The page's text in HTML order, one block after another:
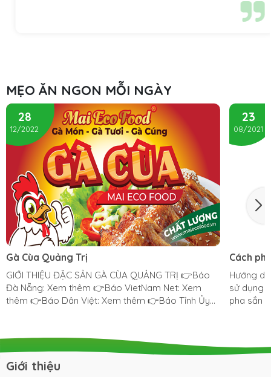
MẸO ĂN NGON MỖI NGÀY
28
12/2022
Gà Cùa Quảng Trị
GIỚI THIỆU ĐẶC SẢN GÀ CÙA QUẢNG TRỊ 👉Báo
Đà Nẵng: Xem thêm 👉Báo VietNam Net: Xem
thêm 👉Báo Dân Việt: Xem thêm 👉Báo Tỉnh Ủy
23
08/2021
Cách
dụng
Hướng
sử dụng
pha sắn
(Đường - Sữa
Giới thiệu